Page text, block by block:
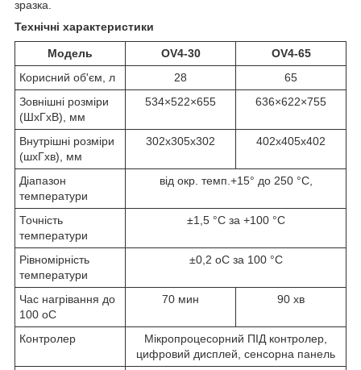
зразка.
Технічні характеристики
Модель OV4-30
OV4-65
Корисний об'єм, л
28
65
Зовнішні розміри
(ШхГхВ), мм
534×522×655 636×622×755
Внутрішні розміри
(шхГхв), мм
302х305х302 402х405х402
Діапазон
температури
від окр. темп.+15° до 250 °C,
Точність
температури
±1,5 °C за +100 °C
Рівномірність
температури
±0,2 oС за 100 °C
Час нагрівання до
100 oС
70 мин 90 хв
Контролер
Мікропроцесорний ПІД контролер,
цифровий дисплей, сенсорна панель